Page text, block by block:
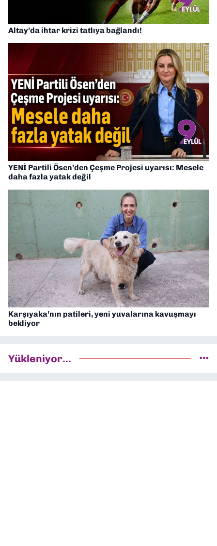
Altay’da ihtar krizi tatlıya bağlandı!
YENİ Partili Ösen’den Çeşme Projesi uyarısı: Mesele
daha fazla yatak değil
Karşıyaka’nın patileri, yeni yuvalarına kavuşmayı
bekliyor
Yükleniyor...